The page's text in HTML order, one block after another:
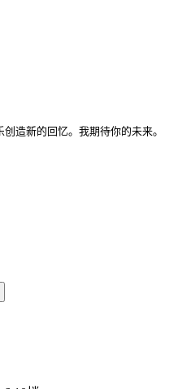
造新的回忆。我期待你的未来。